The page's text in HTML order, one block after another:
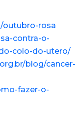
outubro-rosa
contra-o-
colo-do-utero/
blog/cancer-
fazer-o-